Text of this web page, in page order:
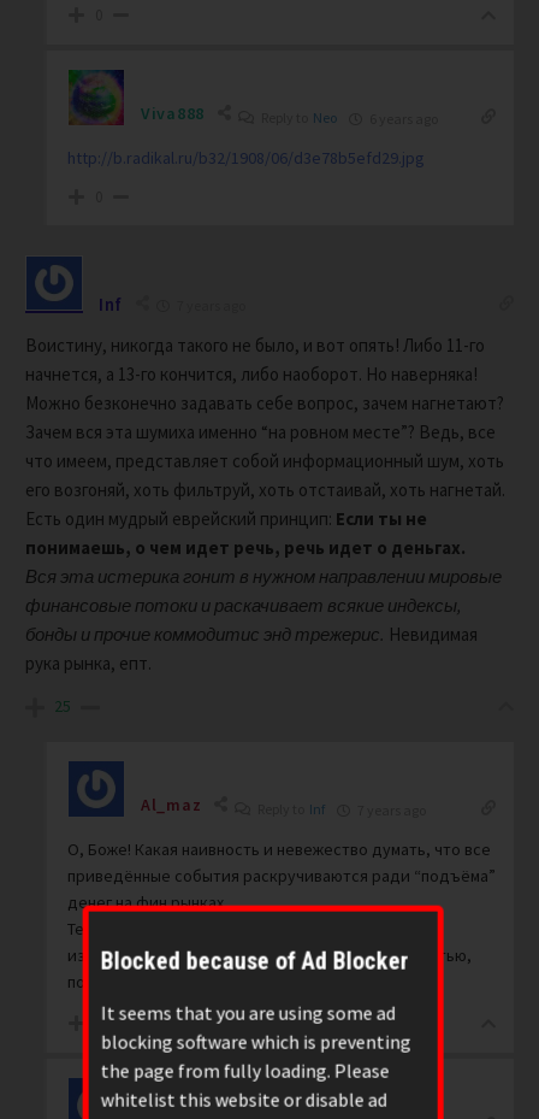
Viva888 Neo
http://b.radikal.ru/b32/1908/06/d3e78b5efd29.jpg
Inf
Воистину, никогда такого не было, и вот опять! Либо 11-го
начнется, а 13-го кончится, либо наоборот. Но наверняка!
Можно безконечно задавать себе вопрос, зачем нагнетают?
Зачем вся эта шумиха именно “на ровном месте”? Ведь, все
что имеем, представляет собой информационный шум, хоть
его возгоняй, хоть фильтруй, хоть отстаивай, хоть нагнетай.
Есть один мудрый еврейский принцип: Если ты не
понимаешь, о чем идет речь, речь идет о деньгах.
Вся эта истерика гонит в нужном направлении мировые
финансовые потоки и раскачивает всякие индексы,
бонды и прочие коммодитис энд трежерис. Невидимая
рука рынка, епт.
25
Al_maz Inf
О, Боже! Какая наивность и невежество думать, что все
приведённые события раскручиваются ради “подъёма”
денег на фин.рынках.
Те, кто их печатает на станках, не имеют цели
извлечение прибыли, а движимы тотальной властью,
подчинением и контролем на всем.
23
Blocked because of Ad Blocker
It seems that you are using some ad
blocking software which is preventing
the page from fully loading. Please
whitelist this website or disable ad